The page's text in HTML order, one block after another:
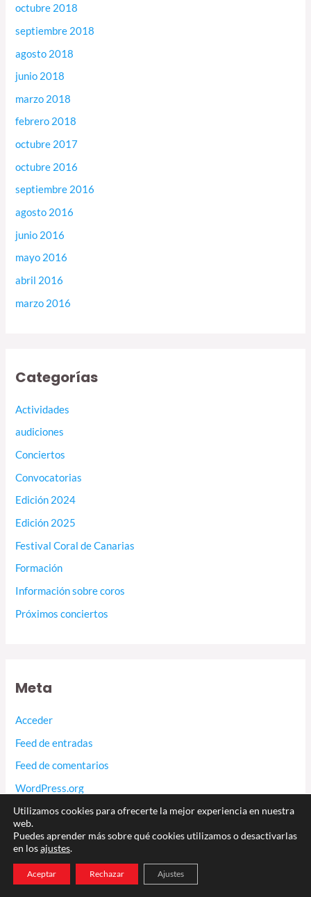
octubre 2018
septiembre 2018
agosto 2018
junio 2018
marzo 2018
febrero 2018
octubre 2017
octubre 2016
septiembre 2016
agosto 2016
junio 2016
mayo 2016
abril 2016
marzo 2016
Categorías
Actividades
audiciones
Conciertos
Convocatorias
Edición 2024
Edición 2025
Festival Coral de Canarias
Formación
Información sobre coros
Próximos conciertos
Meta
Acceder
Feed de entradas
Feed de comentarios
WordPress.org
Esta web y las acciones que promueve cuenta con el apoyo de:
Utilizamos cookies para ofrecerte la mejor experiencia en nuestra
web.
Puedes aprender más sobre qué cookies utilizamos o desactivarlas
en losajustes.
Aceptar Rechazar Ajustes